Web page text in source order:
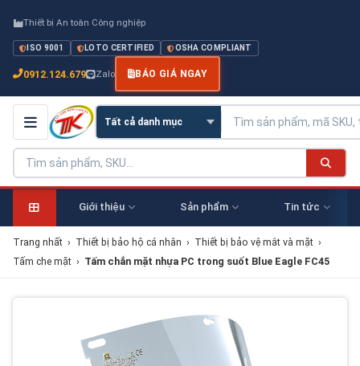
Thiết bị An toàn Công nghiệp
ISO 9001 LOTO CERTIFIED OSHA COMPLIANT
0912.124.679 Zalo BÁO GIÁ NGAY
Giới thiệu Sản phẩm Tin tức
Trang nhất › Thiết bị bảo hộ cá nhân › Thiết bị bảo vệ mắt và mặt ›
Tấm che mặt › Tấm chắn mặt nhựa PC trong suốt Blue Eagle FC45